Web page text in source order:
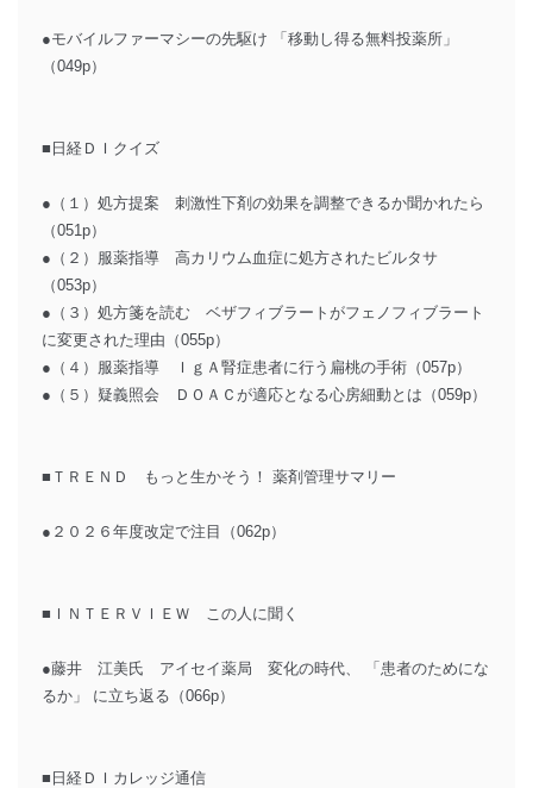
●モバイルファーマシーの先駆け 「移動し得る無料投薬所」
（049p）
■日経ＤＩクイズ
●（１）処方提案 刺激性下剤の効果を調整できるか聞かれたら
（051p）
●（２）服薬指導 高カリウム血症に処方されたビルタサ
（053p）
●（３）処方箋を読む ベザフィブラートがフェノフィブラート
に変更された理由（055p）
●（４）服薬指導 ＩｇＡ腎症患者に行う扁桃の手術（057p）
●（５）疑義照会 ＤＯＡＣが適応となる心房細動とは（059p）
■ＴＲＥＮＤ もっと生かそう！ 薬剤管理サマリー
●２０２６年度改定で注目（062p）
■ＩＮＴＥＲＶＩＥＷ この人に聞く
●藤井 江美氏 アイセイ薬局 変化の時代、 「患者のためにな
るか」 に立ち返る（066p）
■日経ＤＩカレッジ通信